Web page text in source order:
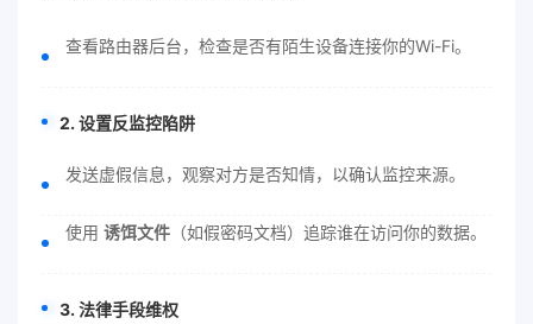
查看路由器后台，检查是否有陌生设备连接你的Wi-Fi。
2. 设置反监控陷阱
发送虚假信息，观察对方是否知情，以确认监控来源。
使用 诱饵文件 （如假密码文档）追踪谁在访问你的数据。
3. 法律手段维权